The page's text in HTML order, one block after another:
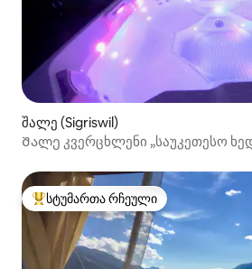
შალე (Sigriswil)
Შალე კვერცხლენი „საუკეთესო
სტუმართა რჩეული მოწინავე ვარიანტი
სტუმართა რჩეული